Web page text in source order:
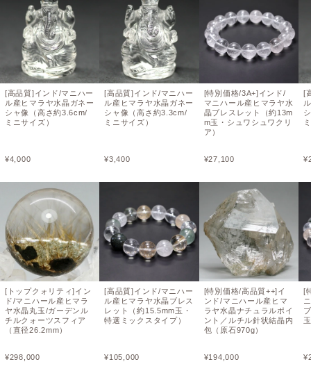
[高品質]インド/マニハー
ル産ヒマラヤ水晶ガネー
シャ像（高さ約3.6cm/
ミニサイズ）
¥4,000
[トップクォリティ]イン
ド/マニハール産ヒマラ
ヤ水晶丸玉/ガーデンル
チルクォーツスフィア
（直径26.2mm）
¥298,000
[高品質]インド/マニハー
ル産ヒマラヤ水晶ガネー
シャ像（高さ約3.3cm/
ミニサイズ）
¥3,400
[高品質]インド/マニハー
ル産ヒマラヤ水晶ブレス
レット（約15.5mm玉・
特選ミックスタイプ）
¥105,000
[特別価格/3A+]インド/
マニハール産ヒマラヤ水
晶ブレスレット（約13m
m玉・シュワシュワクリ
ア）
¥27,100
[特別価格/高品質++]イ
ンド/マニハール産ヒマ
ラヤ水晶ナチュラルポイ
ント／ルチル針状結晶内
包（原石970g）
¥194,000
[
¥
[
¥